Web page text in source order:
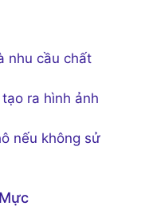
nhu cầu chất
ra hình ảnh
nếu không sử